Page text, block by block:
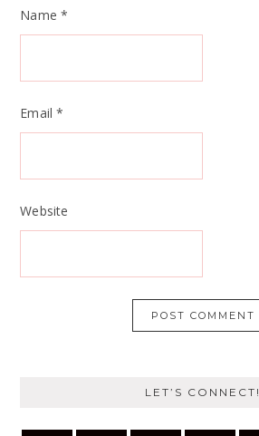
Name *
Email *
Website
LET’S CONNECT!